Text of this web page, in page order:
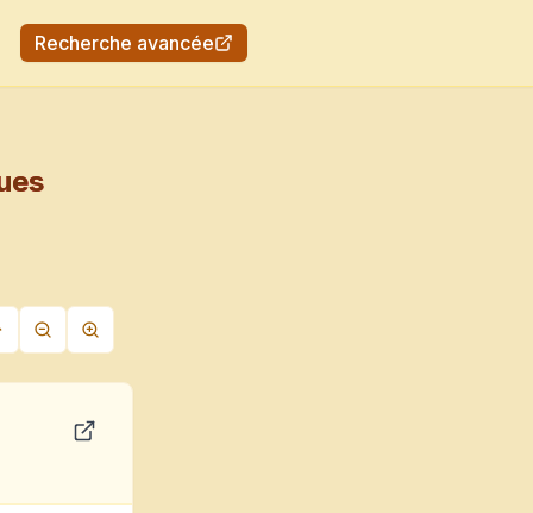
Recherche avancée